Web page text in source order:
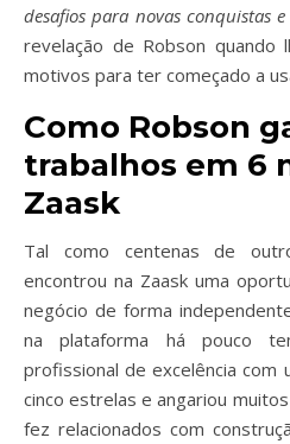
desafios para novas conquistas
revelação de Robson quando
motivos para ter começado a
Como Robson
trabalhos em 6
Zaask
Tal como centenas de
encontrou na Zaask uma
negócio de forma
na plataforma há pouco
profissional de excelência com
cinco estrelas e angariou
fez relacionados com